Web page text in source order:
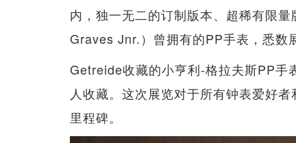
内，独一无二的订制版本、超稀有限
Graves Jnr.）曾拥有的PP手表，悉数
Getreide收藏的小亨利-格拉夫斯PP手
人收藏。这次展览对于所有钟表爱好
里程碑。